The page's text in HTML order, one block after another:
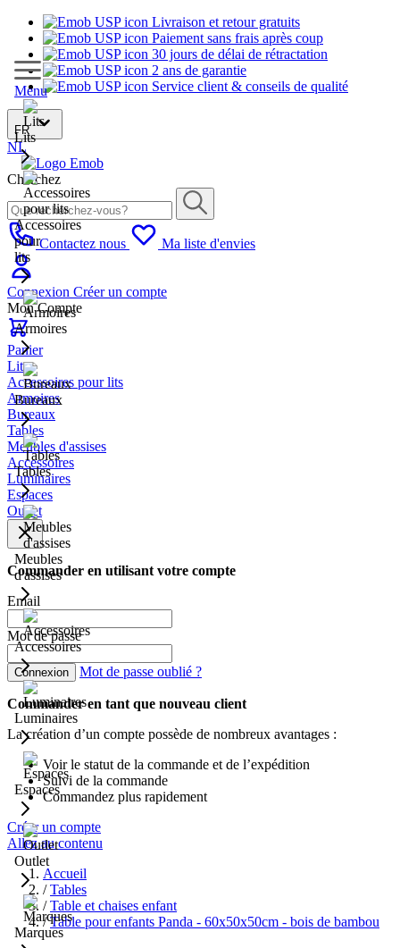
Livraison et retour gratuits
Paiement sans frais après coup
30 jours de délai de rétractation
2 ans de garantie
Service client & conseils de qualité
FR
NL
Cherchez
Contactez nous Ma liste d'envies
Connexion Créer un compte
Mon Compte
Panier
Menu
Lits
Accessoires
pour
lits
Armoires
Bureaux
Tables
Meubles
d'assises
Accessoires
Luminaires
Espaces
Outlet
Marques
Lits
Accessoires pour lits
Armoires
Bureaux
Tables
Meubles d'assises
Accessoires
Luminaires
Espaces
Outlet
Commander en utilisant votre compte
Email
Mot de passe
Connexion Mot de passe oublié ?
Commander en tant que nouveau client
La création d’un compte possède de nombreux avantages :
Voir le statut de la commande et de l’expédition
Suivi de la commande
Commandez plus rapidement
Créer un compte
Allez au contenu
Accueil
/ Tables
/ Table et chaises enfant
/ Table pour enfants Panda - 60x50x50cm - bois de bambou